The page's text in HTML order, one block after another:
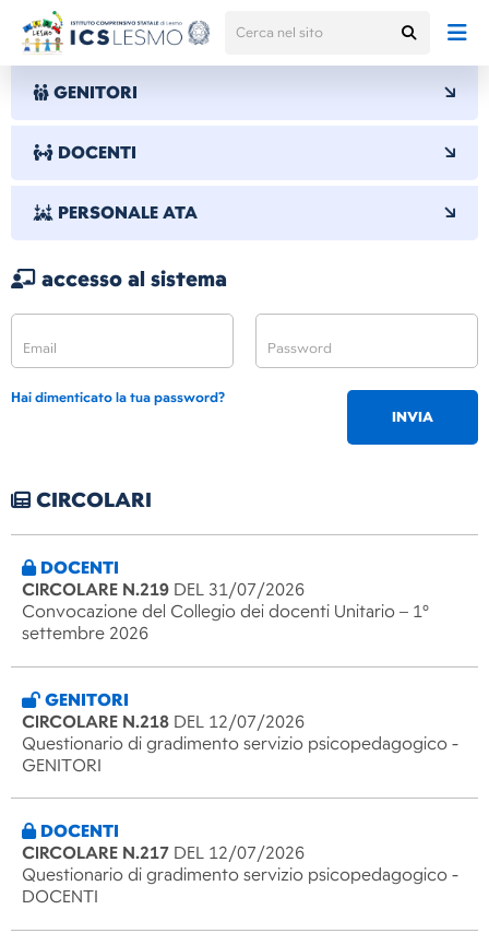
GENITORI
DOCENTI
PERSONALE ATA
accesso al sistema
Hai dimenticato la tua password?
INVIA
CIRCOLARI
DOCENTI
CIRCOLARE N.219 DEL 31/07/2026
Convocazione del Collegio dei docenti Unitario – 1°
settembre 2026
GENITORI
CIRCOLARE N.218 DEL 12/07/2026
Questionario di gradimento servizio psicopedagogico -
GENITORI
DOCENTI
CIRCOLARE N.217 DEL 12/07/2026
Questionario di gradimento servizio psicopedagogico -
DOCENTI